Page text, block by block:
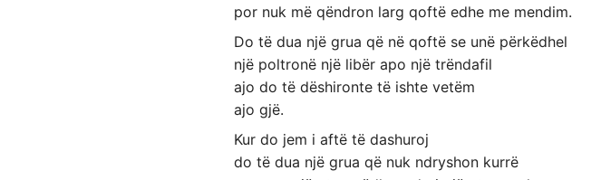
por nuk më qëndron larg qoftë edhe me mendim.
Do të dua një grua që në qoftë se unë përkëdhel
një poltronë një libër apo një trëndafil
ajo do të dëshironte të ishte vetëm
ajo gjë.
Kur do jem i aftë të dashuroj
do të dua një grua që nuk ndryshon kurrë